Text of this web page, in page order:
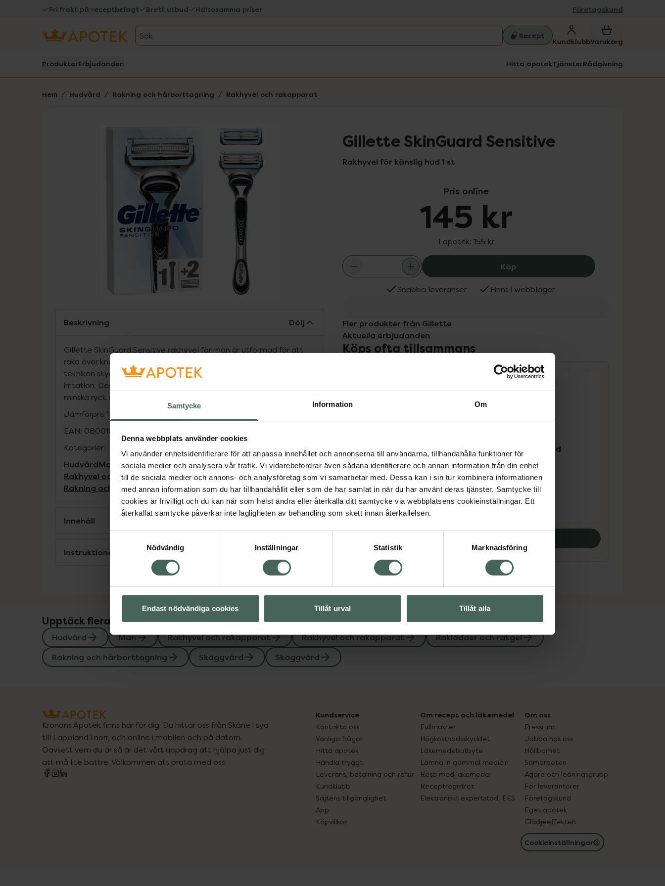
Samtycke Information Om
Denna webbplats använder cookies
Vi använder enhetsidentifierare för att anpassa innehållet och annonserna till användarna, tillhandahålla funktioner för
sociala medier och analysera vår trafik. Vi vidarebefordrar även sådana identifierare och annan information från din enhet
till de sociala medier och annons- och analysföretag som vi samarbetar med. Dessa kan i sin tur kombinera informationen
med annan information som du har tillhandahållit eller som de har samlat in när du har använt deras tjänster. Samtycke till
cookies är frivilligt och du kan när som helst ändra eller återkalla ditt samtycke via webbplatsens cookieinställningar. Ett
återkallat samtycke påverkar inte lagligheten av behandling som skett innan återkallelsen.
Nödvändig
Inställningar Statistik Marknadsföring
Endast nödvändiga cookies Tillåt urval Tillåt alla
Fri frakt på receptbelagt Brett utbud Hälsosamma priser Företagskund
Sök Recept
KundklubbVarukorg
ProdukterErbjudanden Hitta apotekTjänsterRådgivning
Hem Hudvård Rakning och hårborttagning Rakhyvel och rakapparat
Lista: . Innehåller 1 objekt. Gillette SkinGuard Sensitive
Rakhyvel för känslig hud 1 st
Pris online
145 kr
I apotek: 155 kr
Köp Gillette SkinGuard Sensitive, 145 kr.
Snabba leveranser Finns i webblager
Fler produkter från Gillette
Aktuella erbjudanden
Köps ofta tillsammans
Sensitive
Rakhyvel för känslig hud 1
st
Pris online
145 kr
Gillette SkinGuard
Sensitive
Rakblad 4 st
Pris online
189 kr
Köp båda för:
334 kr
Beskrivning Dölj
Gillette SkinGuard Sensitive rakhyvel för män är utformad för att
raka över knottror och utslagsbenägen hud. Den unika SkinGuard-
tekniken skyddar huden mot rakbladen och bidrar till att minska
irritation. Dessutom hjälper de två lågkraftiga skärbladen till att
minska ryck och slit.
Jämförpris 145 kr
EAN: 08001090613646
Kategorier:
HudvårdMan
Rakhyvel och rakapparat
Rakhyvel och rakapparat Raklödder och rakgel
Rakning och hårborttagningSkäggvårdSkäggvård
Innehåll
Instruktioner Visa
Upptäck flera produkter inom
Hudvård Man Rakhyvel och rakapparat Rakhyvel och rakapparat
Raklödder och rakgel
Rakning och hårborttagning
Skäggvård Skäggvård
Kronans Apotek finns här för dig. Du hittar oss från Skåne i syd
till Lappland i norr, och online i mobilen och på datorn.
Oavsett vem du är så är det vårt uppdrag att hjälpa just dig
att må lite bättre. Välkommen att prata med oss.
Kundservice
Kontakta oss
Vanliga frågor
Hitta apotek
Handla tryggt
Leverans, betalning och retur
Kundklubb
Sajtens tillgänglighet
App
Köpvillkor
Om recept och läkemedel
Fullmakter
Högkostnadsskyddet
Läkemedelsutbyte
Lämna in gammal medicin
Resa med läkemedel
Receptregistret
Elektroniskt expertstöd, EES
Om oss
Pressrum
Jobba hos oss
Hållbarhet
Samarbeten
Ägare och ledningsgrupp
För leverantörer
Företagskund
Eget apotek
Glädjeeffekten
Cookieinställningar